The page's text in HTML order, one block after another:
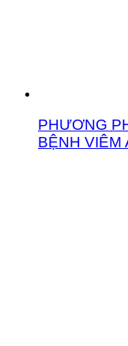
PHƯƠNG
BỆNH VIÊM